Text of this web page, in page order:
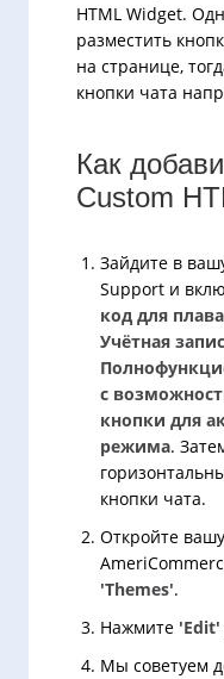
HTML Widget.
разместить
на странице,
кнопки чата
Как
Custom
Зайдите в
Support и
код для
Учётная
с
кнопки для
режима.
кнопки чата.
Откройте
'Themes'.
Нажмите 'Edit'
Мы советуем